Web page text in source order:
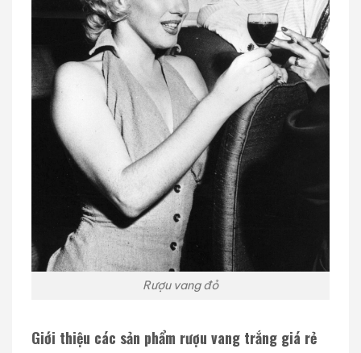
Rượu vang đỏ
Giới thiệu các sản phẩm rượu vang trắng giá rẻ